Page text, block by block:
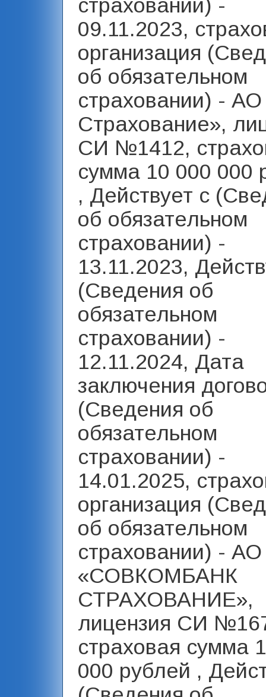
страховании) -
09.11.2023,
организация
об обязательном
страховании) -
Страхование»,
СИ №1412,
сумма 10 000 000
, Действует с
об обязательном
страховании) -
13.11.2023,
(Сведения об
обязательном
страховании) -
12.11.2024, Дата
заключения
(Сведения об
обязательном
страховании) -
14.01.2025,
организация
об обязательном
страховании) - АО
«СОВКОМБАНК
СТРАХОВАНИЕ»,
лицензия СИ
страховая сумма
000 рублей ,